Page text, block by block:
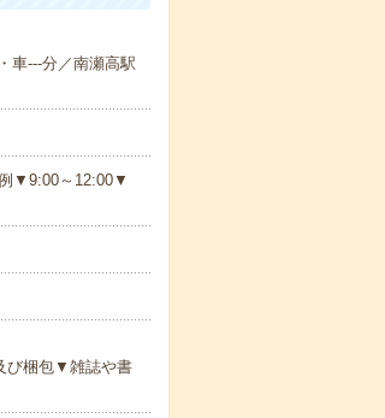
車---分／南瀬高駅
例▼9:00～12:00▼
び梱包▼雑誌や書